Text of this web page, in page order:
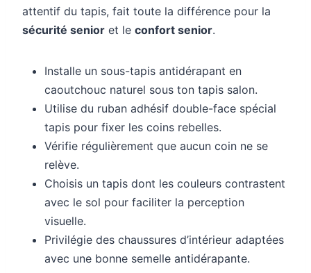
attentif du tapis, fait toute la différence pour la
sécurité senior et le confort senior.
Installe un sous-tapis antidérapant en
caoutchouc naturel sous ton tapis salon.
Utilise du ruban adhésif double-face spécial
tapis pour fixer les coins rebelles.
Vérifie régulièrement que aucun coin ne se
relève.
Choisis un tapis dont les couleurs contrastent
avec le sol pour faciliter la perception
visuelle.
Privilégie des chaussures d’intérieur adaptées
avec une bonne semelle antidérapante.